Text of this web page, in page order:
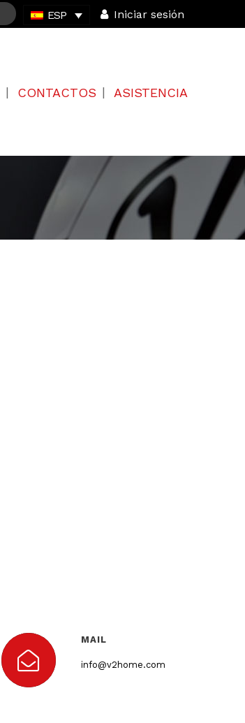
ESP Iniciar sesión
CONTACTOS ASISTENCIA
MAIL
info@v2home.com